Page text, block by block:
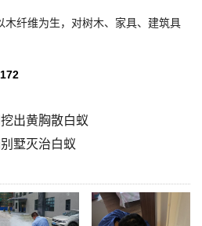
木纤维为生，对树木、家具、建筑具
出黄胸散白蚁
墅灭治白蚁